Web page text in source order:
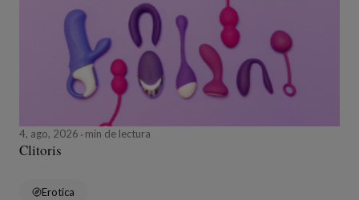
4, ago, 2026 min de lectura
Clitoris
Erotica